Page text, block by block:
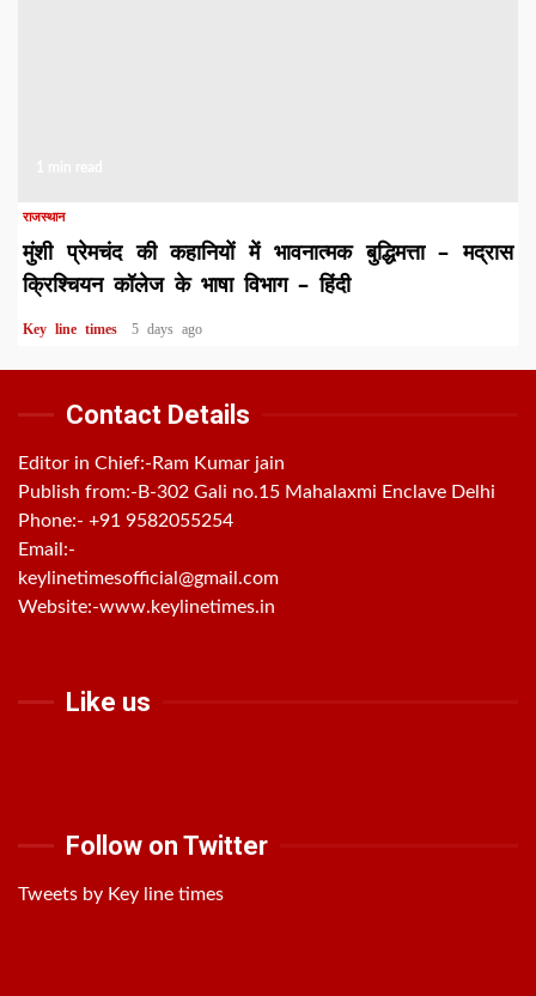
राजस्थान
मुंशी प्रेमचंद की कहानियों में भावनात्मक बुद्धिमत्ता – मद्रास
क्रिश्चियन कॉलेज के भाषा विभाग – हिंदी
Key line times 5 days ago
Contact Details
Editor in Chief:-Ram Kumar jain
Publish from:- B-302 Gali no.15 Mahalaxmi Enclave Delhi
Phone:- +91 9582055254
Email:-
keylinetimesofficial@gmail.com
Website:-www.keylinetimes.in
Like us
Follow on Twitter
Tweets by Key line times